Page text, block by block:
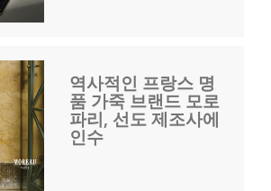
역사적인 프랑스 명
품 가죽 브랜드 모로
파리, 선도 제조사에
인수